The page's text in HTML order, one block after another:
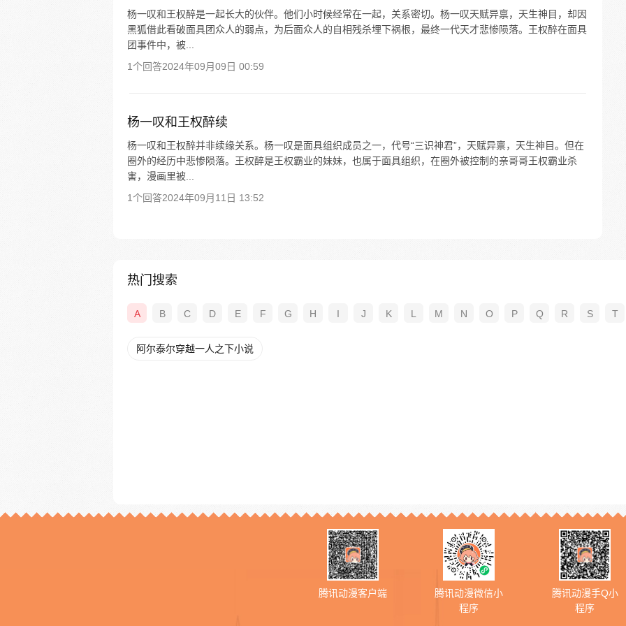
杨一叹和王权醉是一起长大的伙伴。他们小时候经常在一起，关系密切。杨一叹天赋异禀，天生神目，却因
黑狐借此看破面具团众人的弱点，为后面众人的自相残杀埋下祸根，最终一代天才悲惨陨落。王权醉在面具
团事件中，被...
1个回答2024年09月09日 00:59
杨一叹和王权醉续
杨一叹和王权醉并非续缘关系。杨一叹是面具组织成员之一，代号“三识神君”，天赋异禀，天生神目。但在
圈外的经历中悲惨陨落。王权醉是王权霸业的妹妹，也属于面具组织，在圈外被控制的亲哥哥王权霸业杀
害，漫画里被...
1个回答2024年09月11日 13:52
热门搜索
A B C D E F G H I J K L M N O P Q R S T
阿尔泰尔穿越一人之下小说
腾讯动漫客户端
腾讯动漫微信小
程序
腾讯动漫手Q小
程序